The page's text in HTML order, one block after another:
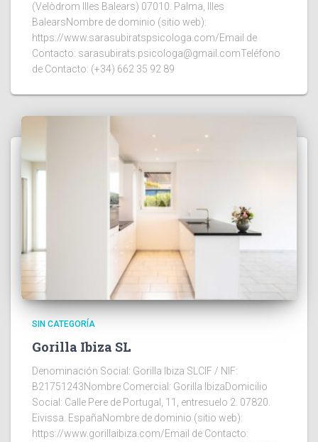
(Velòdrom Illes Balears) 07010. Palma, Illes
BalearsNombre de dominio (sitio web):
https://www.sarasubiratspsicologa.com/Email de
Contacto: sarasubirats.psicologa@gmail.comTeléfono
de Contacto: (+34) 662 35 92 89
SIN CATEGORÍA
Gorilla Ibiza SL
Denominación Social: Gorilla Ibiza SLCIF / NIF:
B21751243Nombre Comercial: Gorilla IbizaDomicilio
Social: Calle Pere de Portugal, 11, entresuelo 2. 07820.
Eivissa. EspañaNombre de dominio (sitio web):
https://www.gorillaibiza.com/Email de Contacto: